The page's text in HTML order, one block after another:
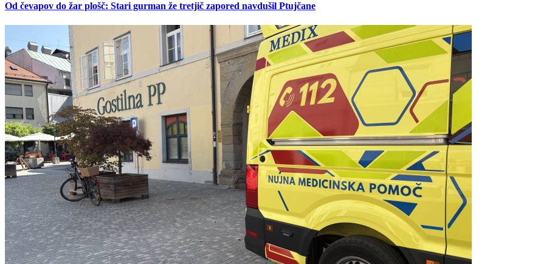
Od čevapov do žar plošč: Stari gurman že tretjič zapored navdušil Ptujčane